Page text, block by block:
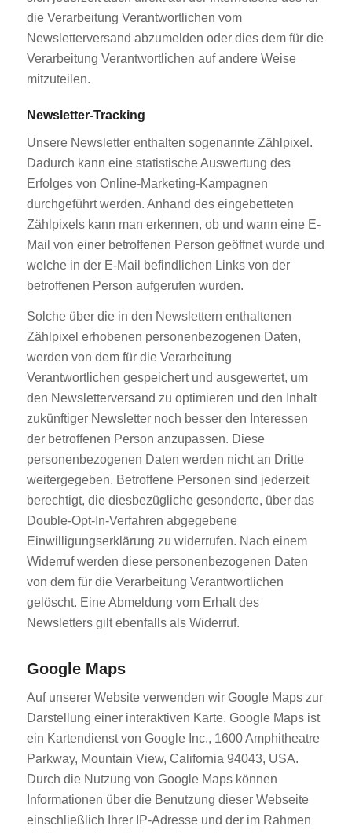
die Verarbeitung Verantwortlichen vom
Newsletterversand abzumelden oder dies dem für die
Verarbeitung Verantwortlichen auf andere Weise
mitzuteilen.
Newsletter-Tracking
Unsere Newsletter enthalten sogenannte Zählpixel.
Dadurch kann eine statistische Auswertung des
Erfolges von Online-Marketing-Kampagnen
durchgeführt werden. Anhand des eingebetteten
Zählpixels kann man erkennen, ob und wann eine E-
Mail von einer betroffenen Person geöffnet wurde und
welche in der E-Mail befindlichen Links von der
betroffenen Person aufgerufen wurden.
Solche über die in den Newslettern enthaltenen
Zählpixel erhobenen personenbezogenen Daten,
werden von dem für die Verarbeitung
Verantwortlichen gespeichert und ausgewertet, um
den Newsletterversand zu optimieren und den Inhalt
zukünftiger Newsletter noch besser den Interessen
der betroffenen Person anzupassen. Diese
personenbezogenen Daten werden nicht an Dritte
weitergegeben. Betroffene Personen sind jederzeit
berechtigt, die diesbezügliche gesonderte, über das
Double-Opt-In-Verfahren abgegebene
Einwilligungserklärung zu widerrufen. Nach einem
Widerruf werden diese personenbezogenen Daten
von dem für die Verarbeitung Verantwortlichen
gelöscht. Eine Abmeldung vom Erhalt des
Newsletters gilt ebenfalls als Widerruf.
Google Maps
Auf unserer Website verwenden wir Google Maps zur
Darstellung einer interaktiven Karte. Google Maps ist
ein Kartendienst von Google Inc., 1600 Amphitheatre
Parkway, Mountain View, California 94043, USA.
Durch die Nutzung von Google Maps können
Informationen über die Benutzung dieser Webseite
einschließlich Ihrer IP-Adresse und der im Rahmen